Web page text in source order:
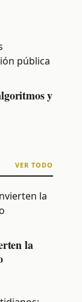
y
VER TODO
la